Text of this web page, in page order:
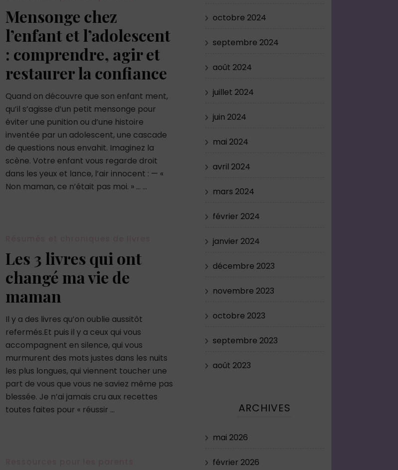
Mensonge chez
l’enfant et l’adolescent
: comprendre, agir et
restaurer la confiance
Quand on découvre que son enfant ment,
qu’il s’agisse d’un petit mensonge pour
éviter une punition ou d’une histoire
inventée par un adolescent, une cascade
de questions nous envahit. Imaginez la
scène. Votre enfant vous regarde droit
dans les yeux et lance, l’air innocent : — «
Non maman, ce n’était pas moi. » … …
Les 3 livres qui ont
changé ma vie de
maman
Il y a des livres qu’on oublie aussitôt
refermés.Et puis il y a ceux qui vous
accompagnent en silence, qui vous
murmurent des mots justes dans les nuits
les plus longues, qui viennent toucher une
part de vous que vous ne saviez même pas
blessée. Je n’ai jamais cru aux recettes
toutes faites pour « réussir …
octobre 2024
septembre 2024
août 2024
juillet 2024
juin 2024
mai 2024
avril 2024
mars 2024
février 2024
janvier 2024
décembre 2023
novembre 2023
octobre 2023
septembre 2023
août 2023
ARCHIVES
mai 2026
février 2026